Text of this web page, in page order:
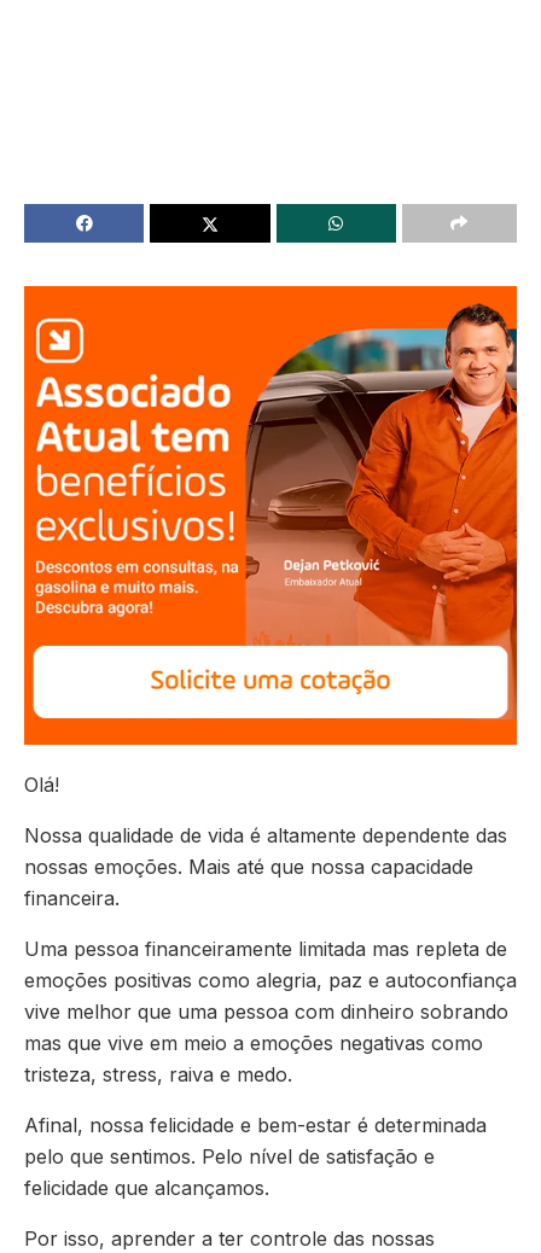
Olá!
Nossa qualidade de vida é altamente dependente das
nossas emoções. Mais até que nossa capacidade
financeira.
Uma pessoa financeiramente limitada mas repleta de
emoções positivas como alegria, paz e autoconfiança
vive melhor que uma pessoa com dinheiro sobrando
mas que vive em meio a emoções negativas como
tristeza, stress, raiva e medo.
Afinal, nossa felicidade e bem-estar é determinada
pelo que sentimos. Pelo nível de satisfação e
felicidade que alcançamos.
Por isso, aprender a ter controle das nossas